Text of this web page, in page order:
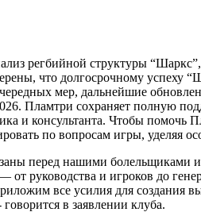
регбийной структуры
что долгосрочному успеху
мер, дальнейшие
Пламтри сохраняет полную
и консультанта. Чтобы помочь
по вопросам игры, уделяя
перед нашими болельщиками
руководства и игроков до
все усилия для создания
в заявлении клуба.